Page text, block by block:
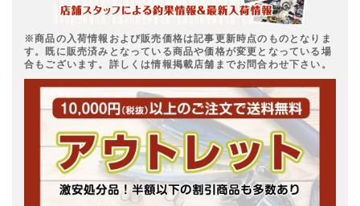
※商品の入荷情報および販売価格は記事更新時点のものとなりま
す。既に販売済みとなっている商品や価格が変更となっている場
合もございます。詳しくは情報掲載店舗までお問合わせ下さい。